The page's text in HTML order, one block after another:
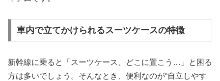
車内で立てかけられるスーツケースの特徴
新幹線に乗ると「スーツケース、どこに置こう…」と困る
方は多いでしょう。そんなとき、便利なのが“自立しやす